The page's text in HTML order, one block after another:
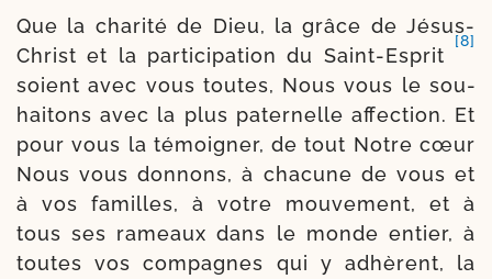
Que la cha­ri­té de Dieu, la grâce de Jésus-​
Christ et la parti­cipation du Saint-​Esprit
[8]
soient avec vous toutes, Nous vous le sou­
hai­tons avec la plus pater­nelle affec­tion. Et
pour vous la témoi­gner, de tout Notre cœur
Nous vous don­nons, à cha­cune de vous et
à vos familles, à votre mou­ve­ment, et à
tous ses rameaux dans le monde entier, à
toutes vos com­pagnes qui y adhèrent, la